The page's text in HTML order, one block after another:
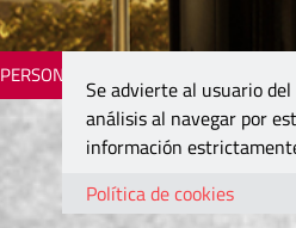
PERSONAJES
Se advierte al usuario
análisis al navegar por
información
Política de cookies